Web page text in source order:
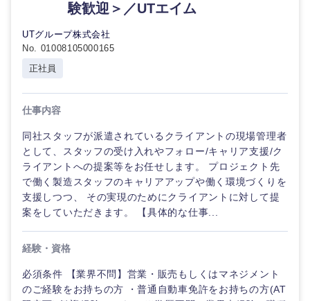
福岡県 佐賀県
長崎県
験歓迎＞／UTエイム
UTグループ株式会社
No. 01008105000165
正社員
仕事内容
同社スタッフが派遣されているクライアントの現場管理者
として、スタッフの受け入れやフォロー/キャリア支援/ク
ライアントへの提案等をお任せします。 プロジェクト先
で働く製造スタッフのキャリアアップや働く環境づくりを
支援しつつ、 その実現のためにクライアントに対して提
案をしていただきます。 【具体的な仕事...
経験・資格
必須条件 【業界不問】営業・販売もしくはマネジメント
のご経験をお持ちの方 ・普通自動車免許をお持ちの方(AT